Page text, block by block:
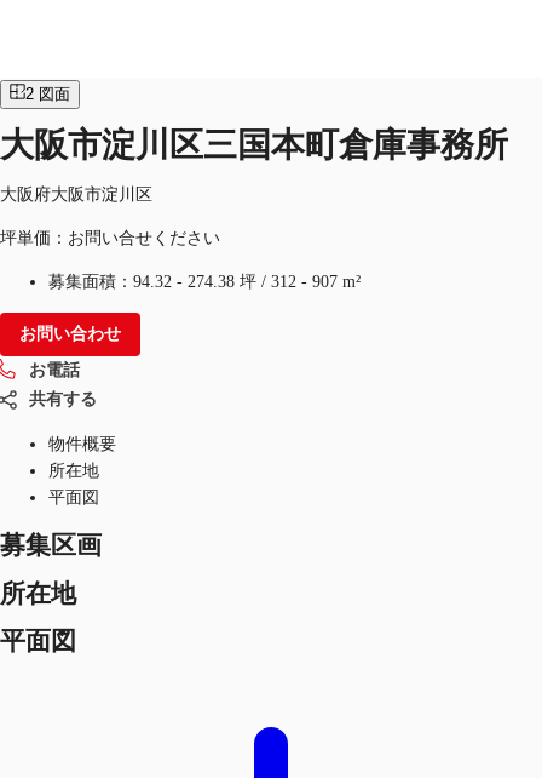
オフィス・事務所
地図検索
記事
仲介会社様はこちらへ
JP
お電話
2 図面
大阪市淀川区三国本町倉庫事務所
大阪府大阪市淀川区
坪単価：お問い合せください
募集面積： 94.32 - 274.38 坪 / 312 - 907 m²
お問い合わせ
お電話
共有する
物件概要
所在地
平面図
募集区画
所在地
平面図